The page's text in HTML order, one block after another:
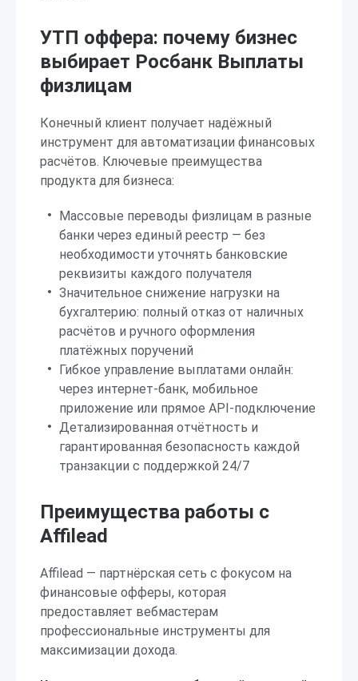
УТП оффера: почему бизнес
выбирает Росбанк Выплаты
физлицам
Конечный клиент получает надёжный
инструмент для автоматизации финансовых
расчётов. Ключевые преимущества
продукта для бизнеса:
Массовые переводы физлицам в разные
банки через единый реестр — без
необходимости уточнять банковские
реквизиты каждого получателя
Значительное снижение нагрузки на
бухгалтерию: полный отказ от наличных
расчётов и ручного оформления
платёжных поручений
Гибкое управление выплатами онлайн:
через интернет-банк, мобильное
приложение или прямое API-подключение
Детализированная отчётность и
гарантированная безопасность каждой
транзакции с поддержкой 24/7
Преимущества работы с
Affilead
Affilead — партнёрская сеть с фокусом на
финансовые офферы, которая
предоставляет вебмастерам
профессиональные инструменты для
максимизации дохода.